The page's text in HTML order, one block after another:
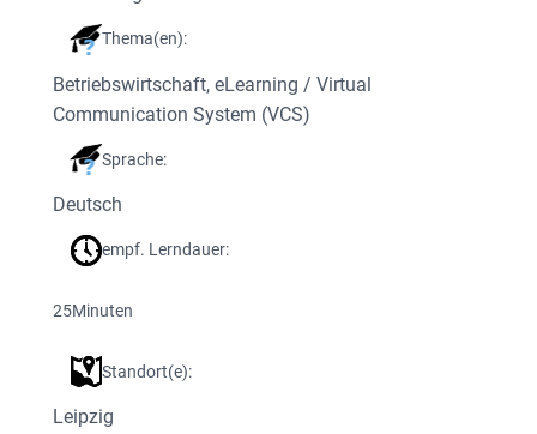
Thema(en):
Betriebswirtschaft, eLearning / Virtual
Communication System (VCS)
Sprache:
Deutsch
empf. Lerndauer:
25Minuten
Standort(e):
Leipzig